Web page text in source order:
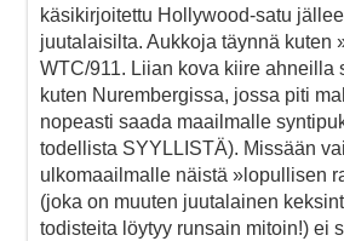
käsikirjoitettu Hollywood-satu
juutalaisilta. Aukkoja täynnä kuten
WTC/911. Liian kova kiire ahneilla
kuten Nurembergissa, jossa piti
nopeasti saada maailmalle
todellista SYYLLISTÄ). Missään
ulkomaailmalle näistä »lopullisen
(joka on muuten juutalainen
todisteita löytyy runsain mitoin!) ei